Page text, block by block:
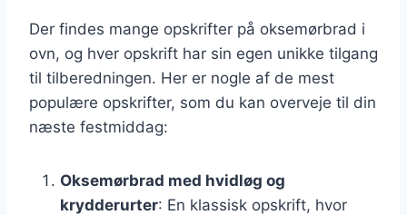
Der findes mange opskrifter på oksemørbrad i
ovn, og hver opskrift har sin egen unikke tilgang
til tilberedningen. Her er nogle af de mest
populære opskrifter, som du kan overveje til din
næste festmiddag:
Oksemørbrad med hvidløg og
krydderurter: En klassisk opskrift, hvor